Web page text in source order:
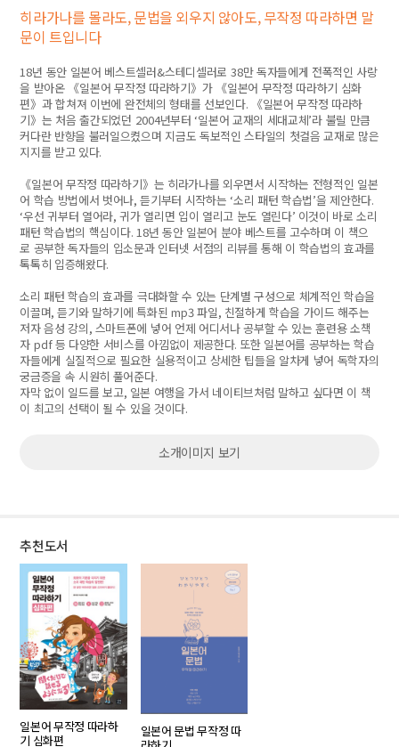
히라가나를 몰라도, 문법을 외우지 않아도, 무작정 따라하면 말
문이 트입니다
18년 동안 일본어 베스트셀러&스테디셀러로 38만 독자들에게 전폭적인 사랑
을 받아온 《일본어 무작정 따라하기》 가 《일본어 무작정 따라하기 심화
편》과 합쳐져 이번에 완전체의 형태를 선보인다. 《일본어 무작정 따라하
기》는 처음 출간되었던 2004년부터 ‘일본어 교재의 세대교체’라 불릴 만큼
커다란 반향을 불러일으켰으며 지금도 독보적인 스타일의 첫걸음 교재로 많은
지지를 받고 있다.
《일본어 무작정 따라하기》 는 히라가나를 외우면서 시작하는 전형적인 일본
어 학습 방법에서 벗어나,듣기부터 시작하는 ‘소리 패턴 학습법’을 제안한다.
‘우선 귀부터 열어라,귀가 열리면 입이 열리고 눈도 열린다’ 이것이 바로 소리
패턴 학습법의 핵심이다. 18년 동안 일본어 분야 베스트를 고수하며 이 책으
로 공부한 독자들의 입소문과 인터넷 서점의 리뷰를 통해 이 학습법의 효과를
톡톡히 입증해왔다.
소리 패턴 학습의 효과를 극대화할 수 있는 단계별 구성으로 체계적인 학습을
이끌며,듣기와 말하기에 특화된mp3파일, 친절하게 학습을 가이드 해주는
저자 음성 강의, 스마트폰에 넣어 언제 어디서나 공부할 수 있는 훈련용 소책
자 pdf등 다양한 서비스를 아낌없이 제공한다. 또한 일본어를 공부하는 학습
자들에게 실질적으로 필요한 실용적이고 상세한 팁들을 알차게 넣어 독학자의
궁금증을 속 시원히 풀어준다.
자막 없이 일드를 보고, 일본 여행을 가서 네이티브처럼 말하고 싶다면 이 책
이 최고의 선택이 될 수 있을 것이다.
소개이미지 보기
추천도서
일본어 무작정 따라하
기 심화편
일본어 문법 무작정 따